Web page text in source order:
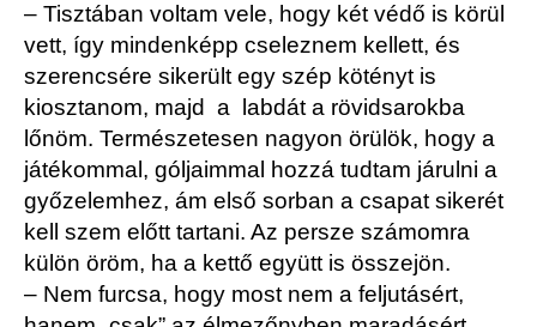
– Tisztában voltam vele, hogy két védő is körül
vett, így mindenképp cseleznem kellett, és
szerencsére sikerült egy szép kötényt is
kiosztanom, majd a labdát a rövidsarokba
lőnöm. Természetesen nagyon örülök, hogy a
játékommal, góljaimmal hozzá tudtam járulni a
győzelemhez, ám első sorban a csapat sikerét
kell szem előtt tartani. Az persze számomra
külön öröm, ha a kettő együtt is összejön.
– Nem furcsa, hogy most nem a feljutásért,